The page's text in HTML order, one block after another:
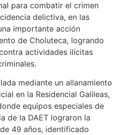
para combatir el crimen
delictiva, en las
importante acción
de Choluteca, logrando
actividades ilícitas
mediante un allanamiento
en la Residencial Galileas,
equipos especiales de
de la DAET lograron la
49 años, identificado